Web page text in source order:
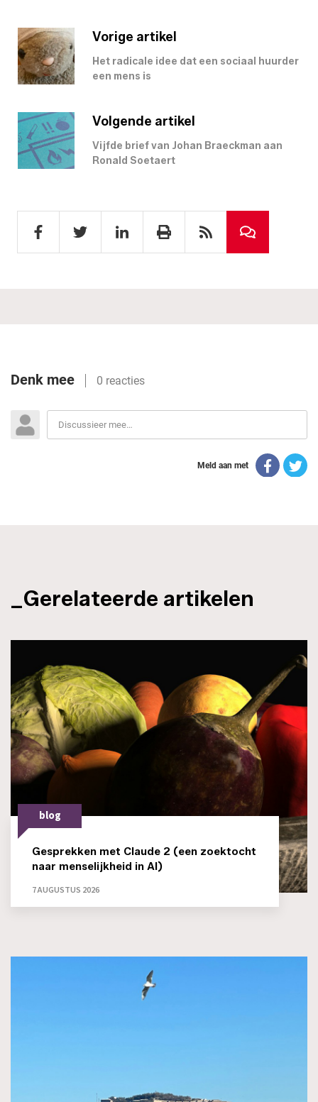
Vorige artikel
Het radicale idee dat een sociaal huurder
een mens is
Volgende artikel
Vijfde brief van Johan Braeckman aan
Ronald Soetaert
_Gerelateerde artikelen
blog
Gesprekken met Claude 2 (een zoektocht
naar menselijkheid in AI)
7 AUGUSTUS 2026